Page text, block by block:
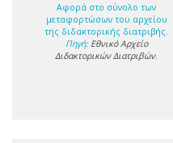
Αφορά στο σύνολο των
μεταφορτώσων του αρχείου
της διδακτορικής διατριβής.
Πηγή: Εθνικό Αρχείο
Διδακτορικών Διατριβών.